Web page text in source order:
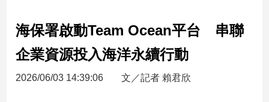
台
財
新
海保署啟動Team Ocean平台 串聯
企業資源投入海洋永續行動
2026/06/03 14:39:06 文／記者 賴君欣